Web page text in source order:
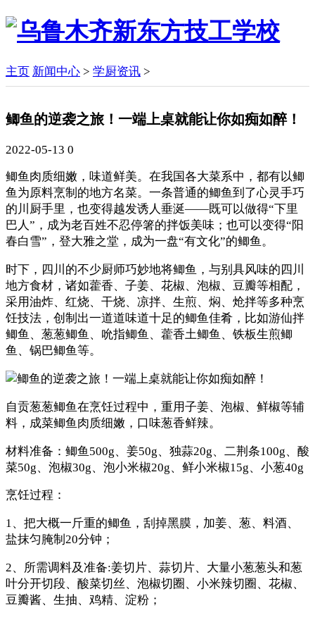
主页 新闻中心 > 学厨资讯 >
鲫鱼的逆袭之旅！一端上桌就能让你如痴如醉！
2022-05-13 0
鲫鱼肉质细嫩，味道鲜美。在我国各大菜系中，都有以鲫
鱼为原料烹制的地方名菜。一条普通的鲫鱼到了心灵手巧
的川厨手里，也变得越发诱人垂涎——既可以做得“下里
巴人”，成为老百姓不忍停箸的拌饭美味；也可以变得“阳
春白雪”，登大雅之堂，成为一盘“有文化”的鲫鱼。
时下，四川的不少厨师巧妙地将鲫鱼，与别具风味的四川
地方食材，诸如藿香、子姜、花椒、泡椒、豆瓣等相配，
采用油炸、红烧、干烧、凉拌、生煎、焖、炝拌等多种烹
饪技法，创制出一道道味道十足的鲫鱼佳肴，比如游仙拌
鲫鱼、葱葱鲫鱼、吮指鲫鱼、藿香土鲫鱼、铁板生煎鲫
鱼、锅巴鲫鱼等。
自贡葱葱鲫鱼在烹饪过程中，重用子姜、泡椒、鲜椒等辅
料，成菜鲫鱼肉质细嫩，口味葱香鲜辣。
材料准备：鲫鱼500g、姜50g、独蒜20g、二荆条100g、酸
菜50g、泡椒30g、泡小米椒20g、鲜小米椒15g、小葱40g
烹饪过程：
1、把大概一斤重的鲫鱼，刮掉黑膜，加姜、葱、料酒、
盐抹匀腌制20分钟；
2、所需调料及准备:姜切片、蒜切片、大量小葱葱头和葱
叶分开切段、酸菜切丝、泡椒切圈、小米辣切圈、花椒、
豆瓣酱、生抽、鸡精、淀粉；